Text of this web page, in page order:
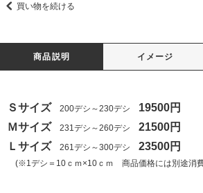
買い物を続ける
商品説明 イメージ
Ｓサイズ 200デシ～230デシ 19500円
Ｍサイズ 231デシ～260デシ 21500円
Ｌサイズ 261デシ～300デシ 23500円
(※1デシ＝10ｃｍ×10ｃｍ 商品価格には別途消